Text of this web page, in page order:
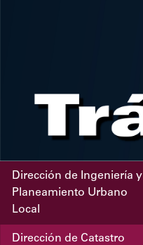
Dirección de Ingeniería y
Planeamiento Urbano
Local
Dirección de Catastro